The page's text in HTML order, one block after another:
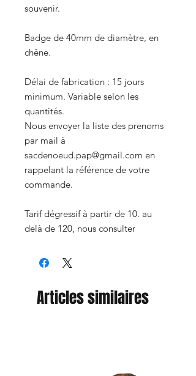
souvenir.
Badge de 40mm de diamètre, en
chêne.
Délai de fabrication : 15 jours
minimum. Variable selon les
quantités.
Nous envoyer la liste des prenoms
par mail à
sacdenoeud.pap@gmail.com en
rappelant la référence de votre
commande.
Tarif dégressif à partir de 10. au
delà de 120, nous consulter
Articles similaires